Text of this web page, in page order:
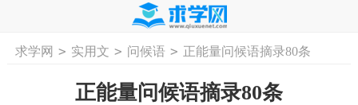
首页 工作计划 活动计划 学习计划
求学网 > 实用文 > 问候语 > 正能量问候语摘录80条
正能量问候语摘录80条